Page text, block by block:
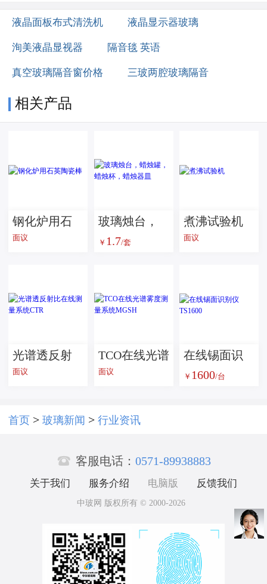
液晶面板布式清洗机 液晶显示器玻璃
洵美液晶显视器 隔音毯 英语
真空玻璃隔音窗价格 三玻两腔玻璃隔音
相关产品
钢化炉用石
英陶瓷棒
面议
玻璃烛台，
蜡烛罐，蜡
￥ 1.7/套
煮沸试验机
面议
光谱透反射
比在线测量
面议
TCO在线光谱
雾度测量系
面议
在线锡面识
别仪 TS1600
￥ 1600/台
首页 > 玻璃新闻 > 行业资讯
 客服电话： 0571-89938883
关于我们 服务介绍 电脑版 反馈我们
中玻网 版权所有 © 2000-2026